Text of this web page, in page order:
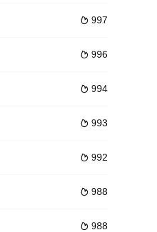
条
了现代女性对自我的认知以及勇于追
 997
 996
 994
 993
 992
 988
 988